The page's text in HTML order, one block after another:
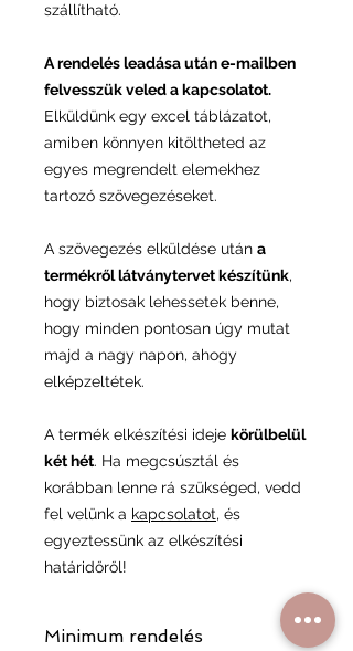
szállítható.
A rendelés leadása után e-mailben
felvesszük veled a kapcsolatot.
Elküldünk egy excel táblázatot,
amiben könnyen kitöltheted az
egyes megrendelt elemekhez
tartozó szövegezéseket.
A szövegezés elküldése után a
termékről látványtervet készítünk,
hogy biztosak lehessetek benne,
hogy minden pontosan úgy mutat
majd a nagy napon, ahogy
elképzeltétek.
A termék elkészítési ideje körülbelül
két hét. Ha megcsúsztál és
korábban lenne rá szükséged, vedd
fel velünk a kapcsolatot, és
egyeztessünk az elkészítési
határidőről!
Minimum rendelés